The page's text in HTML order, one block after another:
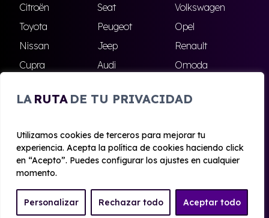
LA RUTA DE TU PRIVACIDAD
Utilizamos cookies de terceros para mejorar tu
experiencia. Acepta la política de cookies haciendo click
en “Acepto”. Puedes configurar los ajustes en cualquier
momento.
Personalizar Rechazar todo Aceptar todo
Citroën
Seat
Volkswagen
Toyota
Peugeot
Opel
Nissan
Jeep
Renault
Cupra
Audi
Omoda
Skoda
Ford Todas las marcas
© 2020 - 2026 Alhambra Renting
Aviso legal y Privacidad